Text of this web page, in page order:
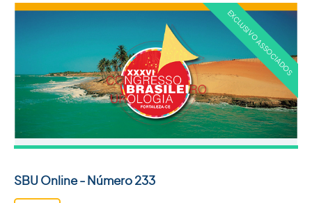
SBU Online - Número 233